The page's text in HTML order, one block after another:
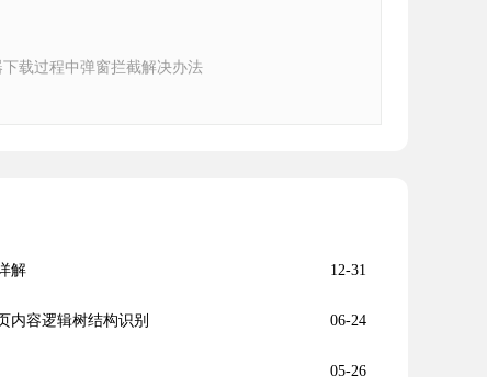
载过程中弹窗拦截解决办法
解 12-31
内容逻辑树结构识别 06-24
05-26